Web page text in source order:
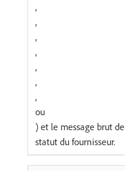
,
,
,
,
,
,
,
ou
) et le message brut de
statut du fournisseur.